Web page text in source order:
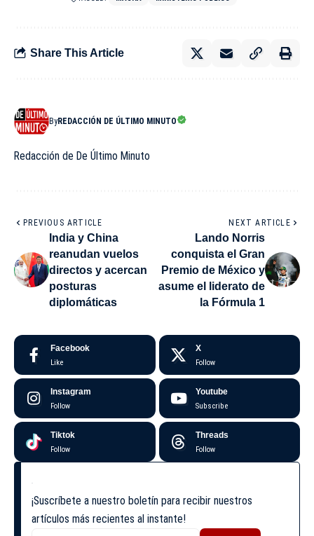
Share This Article
ByREDACCIÓN DE ÚLTIMO MINUTO
Redacción de De Último Minuto
PREVIOUS ARTICLE
India y China
reanudan vuelos
directos y acercan
posturas
diplomáticas
NEXT ARTICLE
Lando Norris
conquista el Gran
Premio de México y
asume el liderato de
la Fórmula 1
Facebook
Like
X
Follow
Instagram
Follow
Youtube
Subscribe
Tiktok
Follow
Threads
Follow
¡Suscríbete a nuestro boletín para recibir nuestros
artículos más recientes al instante!